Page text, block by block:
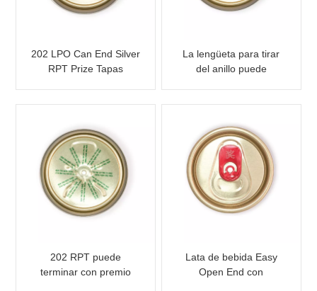
202 LPO Can End Silver
RPT Prize Tapas
La lengüeta para tirar
del anillo puede
202 RPT puede
terminar con premio
Lata de bebida Easy
Open End con